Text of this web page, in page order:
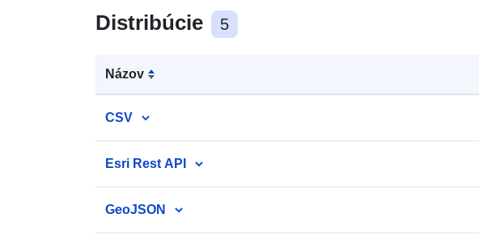
Distribúcie 5
Názov
CSV
Esri Rest API
GeoJSON